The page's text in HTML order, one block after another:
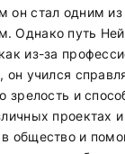
он стал одним
Однако путь
из-за
учился
зрелость и
проектах
общество и